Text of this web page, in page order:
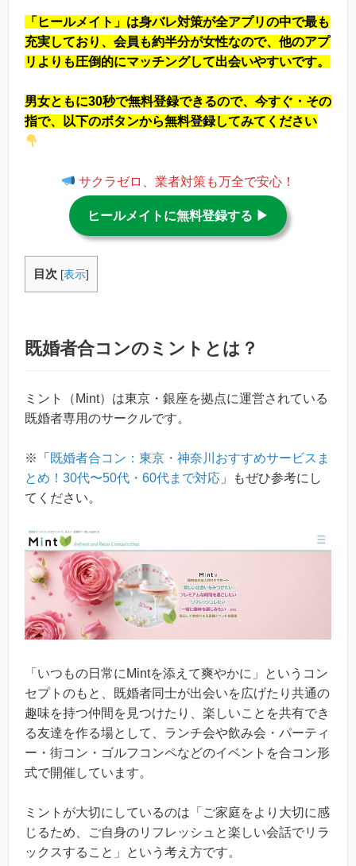
「ヒールメイト」は身バレ対策が全アプリの中で最も
充実しており、会員も約半分が女性なので、他のアプ
リよりも圧倒的にマッチングして出会いやすいです。
男女ともに30秒で無料登録できるので、今すぐ・その
指で、以下のボタンから無料登録してみてください
サクラゼロ、業者対策も万全で安心！
ヒールメイトに無料登録する ▶︎
目次 [表示]
既婚者合コンのミントとは？
ミント（Mint）は東京・銀座を拠点に運営されている
既婚者専用のサークルです。
※「 既婚者合コン：東京・神奈川おすすめサービスま
とめ！30代〜50代・60代まで対応 」もぜひ参考にし
てください。
「いつもの日常にMintを添えて爽やかに」というコン
セプトのもと、既婚者同士が出会いを広げたり共通の
趣味を持つ仲間を見つけたり、楽しいことを共有でき
る友達を作る場として、ランチ会や飲み会・パーティ
ー・街コン・ゴルフコンペなどのイベントを合コン形
式で開催しています。
ミントが大切にしているのは「ご家庭をより大切に感
じるため、ご自身のリフレッシュと楽しい会話でリラ
ックスすること」という考え方です。